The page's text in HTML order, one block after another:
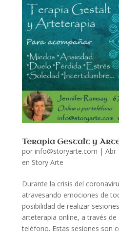
Terapia Gestalt y
por info@storyarte.com | Abr
en Story Arte
Durante la crisis del
atravesando emociones de
posibilidad de realizar
arteterapia online, a través
teléfono. Estas sesiones son